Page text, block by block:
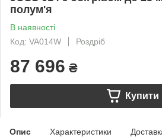
полум'я
В наявності
Код: VA014W
Роздріб
87 696 ₴
Купити
Опис Характеристики